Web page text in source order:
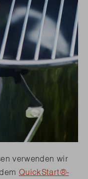
verwenden wir
QuickStart®-